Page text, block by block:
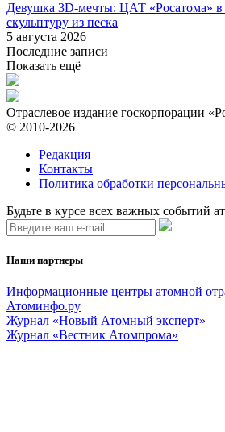
Девушка 3D-мечты: ЦАТ «Росатома» в
скульптуру из песка
5 августа 2026
Последние записи
Показать ещё
Отраслевое издание госкорпорации
© 2010-2026
Редакция
Контакты
Политика обработки
Будьте в курсе всех важных событий
Наши партнеры
Информационные центры атомной
Атоминфо.ру
Журнал «Новый Атомный эксперт»
Журнал «Вестник Атомпрома»